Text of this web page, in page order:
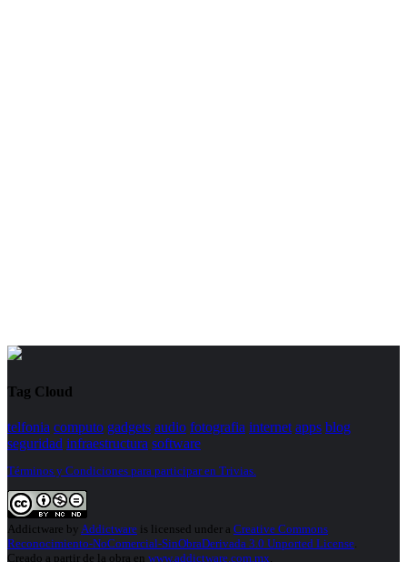
Tag Cloud
telfonia computo gadgets audio fotografia internet apps blog
seguridad infraestructura software
Términos y Condiciones para participar en Trivias.
Addictware by Addictware is licensed under a Creative Commons
Reconocimiento-NoComercial-SinObraDerivada 3.0 Unported License
Creado a partir de la obra en www.addictware.com.mx